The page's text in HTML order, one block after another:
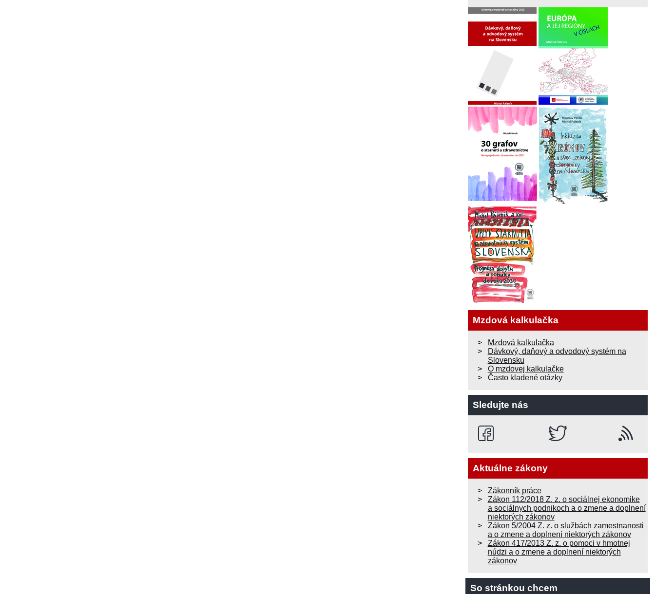
Mzdová kalkulačka
Mzdová kalkulačka
Dávkový, daňový a odvodový systém na
Slovensku
O mzdovej kalkulačke
Často kladené otázky
Sledujte nás
Aktuálne zákony
Zákonník práce
Zákon 112/2018 Z. z. o sociálnej ekonomike
a sociálnych podnikoch a o zmene a doplnení
niektorých zákonov
Zákon 5/2004 Z. z. o službách zamestnanosti
a o zmene a doplnení niektorých zákonov
Zákon 417/2013 Z. z. o pomoci v hmotnej
núdzi a o zmene a doplnení niektorých
zákonov
So stránkou chcem